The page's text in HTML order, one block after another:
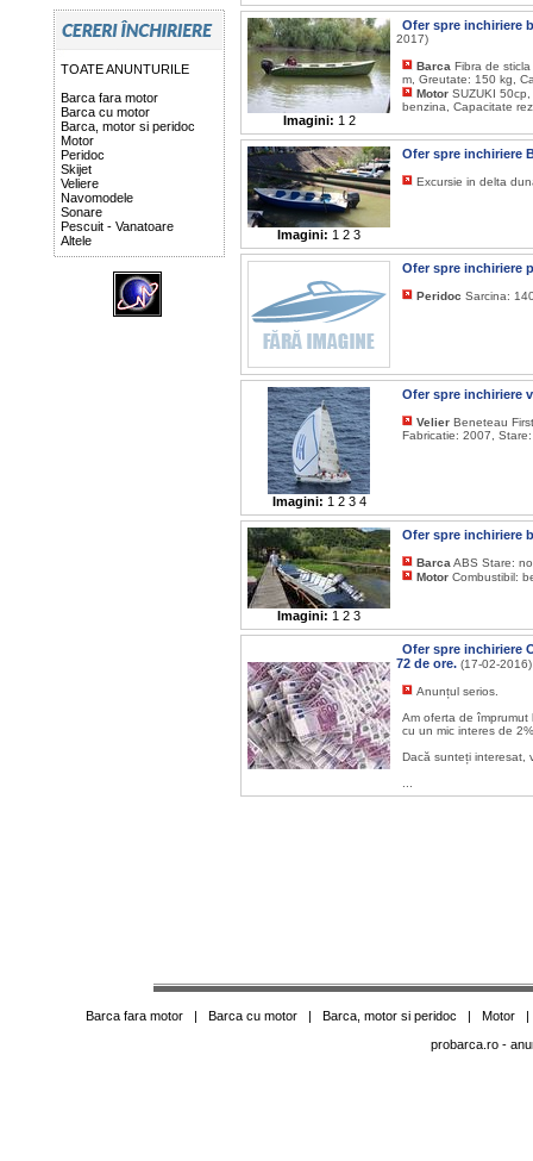
TOATE ANUNTURILE
Barca fara motor
Barca cu motor
Barca, motor si peridoc
Motor
Peridoc
Skijet
Veliere
Navomodele
Sonare
Pescuit - Vanatoare
Altele
Imagini: 1 2
Ofer spre inchiriere
2017)
Barca Fibra de
m, Greutate: 150 kg,
Motor SUZUKI
benzina, Capacitate
Imagini: 1 2 3
Ofer spre inchiriere
Excursie in delta
Ofer spre inchiriere
Peridoc Sarcina:
Imagini: 1 2 3 4
Ofer spre inchiriere
Velier Beneteau
Fabricatie: 2007,
Imagini: 1 2 3
Ofer spre inchiriere
Barca ABS Stare:
Motor Combustibil:
Ofer spre inchiriere
72 de ore. (17-02-2016)
Anunțul serios.
Am oferta de
cu un mic interes de
Dacă sunteți interesat,
Barca fara motor | Barca cu motor | Barca, motor si peridoc | Motor
probarca.ro -